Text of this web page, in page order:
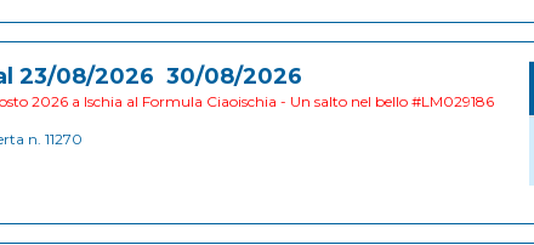
23/08/2026 30/08/2026
2026 a Ischia al Formula Ciaoischia - Un salto nel bello #LM029186
n. 11270